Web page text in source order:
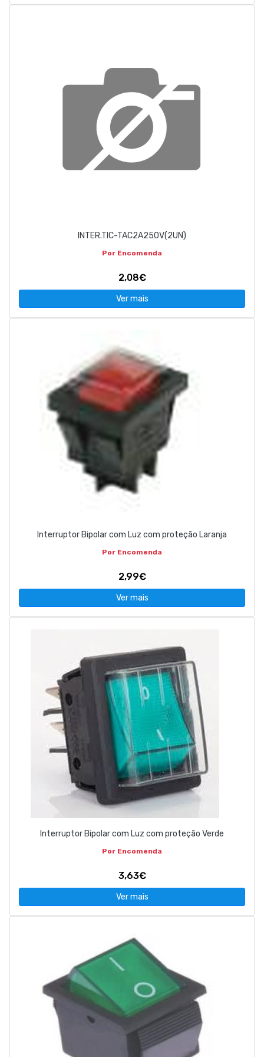
INTER.TIC-TAC2A250V(2UN)
Por Encomenda
2,08€
Ver mais
Interruptor Bipolar com Luz com proteção Laranja
Por Encomenda
2,99€
Ver mais
Interruptor Bipolar com Luz com proteção Verde
Por Encomenda
3,63€
Ver mais